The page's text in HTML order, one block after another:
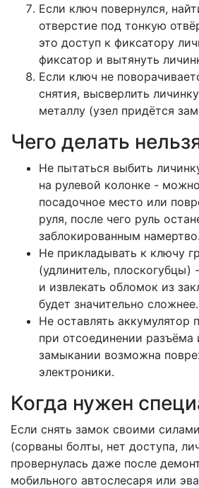
Если ключ повернулся,
отверстие под тонкую
это доступ к фиксатору
фиксатор и вытянуть
Если ключ не
снятия, высверлить
металлу (узел придётся
Чего делать
Не пытаться выбить
на рулевой колонке -
посадочное место или
руля, после чего руль
заблокированным намертво.
Не прикладывать к ключу
(удлинитель, плоскогубцы)
и извлекать обломок из
будет значительно сложнее.
Не оставлять
при отсоединении разъёма
замыкании возможна
электроники.
Когда нужен
Если снять замок своими
(сорваны болты, нет доступа,
провернулась даже после
мобильного автослесаря или